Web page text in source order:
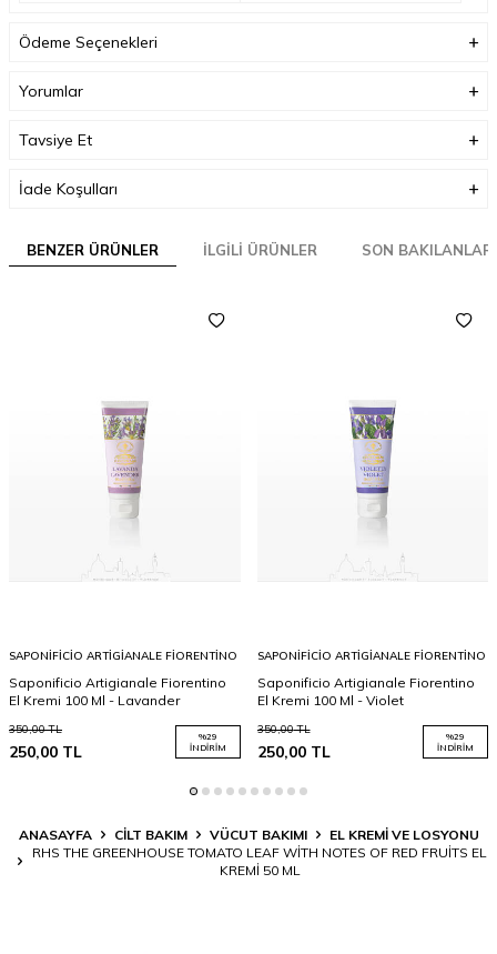
Ödeme Seçenekleri
Yorumlar
Tavsiye Et
İade Koşulları
BENZER ÜRÜNLER İLGILI ÜRÜNLER SON BAKILANLAR
SAPONIFICIO ARTIGIANALE FIORENTINO
Saponificio Artigianale Fiorentino
El Kremi 100 Ml - Lavander
350,00TL
250,00 TL
%29
İNDIRIM
SAPONIFICIO ARTIGIANALE FIORENTINO
Saponificio Artigianale Fiorentino
El Kremi 100 Ml - Violet
350,00TL
250,00TL
%29
İNDIRIM
ANASAYFA CILT BAKIM VÜCUT BAKIMI
EL KREMI VE LOSYONU
RHS THE GREENHOUSE TOMATO LEAF WITH NOTES OF RED FRUITS EL
KREMI 50 ML